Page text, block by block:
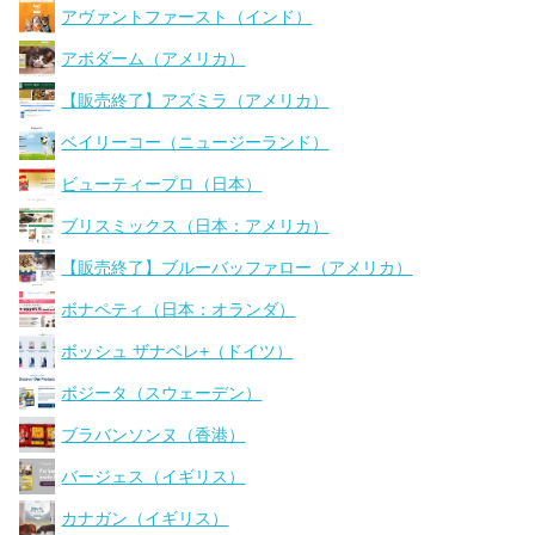
アヴァントファースト（インド）
アボダーム（アメリカ）
【販売終了】アズミラ（アメリカ）
ベイリーコー（ニュージーランド）
ビューティープロ（日本）
ブリスミックス（日本：アメリカ）
【販売終了】ブルーバッファロー（アメリカ）
ボナペティ（日本：オランダ）
ボッシュ ザナベレ+（ドイツ）
ボジータ（スウェーデン）
ブラバンソンヌ（香港）
バージェス（イギリス）
カナガン（イギリス）